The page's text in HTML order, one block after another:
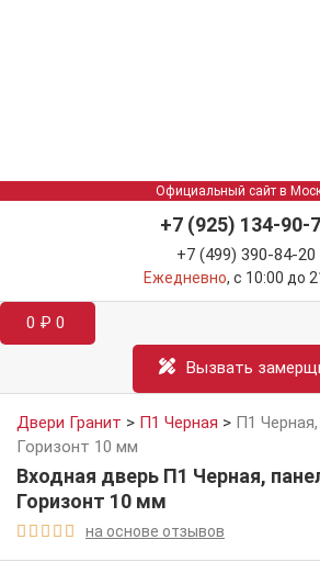
Официальный сайт в
+7 (925) 134-90-
+7 (499) 390-84-20
Ежедневно, с 10:00 до
0 ₽ 0
Вызвать
Двери Гранит > П1 Черная > П1
Горизонт 10 мм
Входная дверь П1 Черная,
Горизонт 10 мм
     на основе отзывов